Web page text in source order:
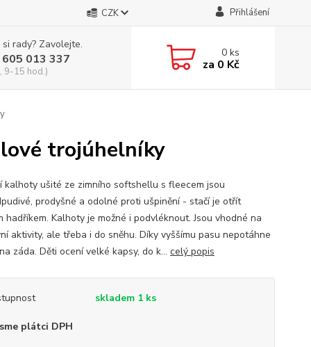
CZK Přihlášení
rady? Zavolejte.
013 337
9-15 hod.)
0ks
za 0 Kč
trojúhelníky
kalhoty ušité ze zimního softshellu s fleecem jsou
prodyšné a odolné proti ušpinění - stačí je otřít
hadříkem. Kalhoty je možné i podvléknout. Jsou vhodné na
aktivity, ale třeba i do sněhu. Díky vyššímu pasu nepotáhne
záda. Děti ocení velké kapsy, do k... celý popis
skladem 1 ks
plátci DPH